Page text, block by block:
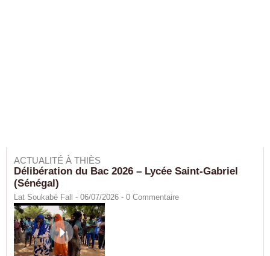
ACTUALITÉ À THIÈS
Délibération du Bac 2026 – Lycée Saint-Gabriel
(Sénégal)
Lat Soukabé Fall - 06/07/2026 - 0 Commentaire